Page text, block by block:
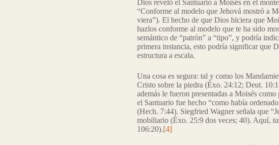
Dios reveló el Santuario a Moisés en el
“Conforme al modelo que Jehová mostró a
viera”). El hecho de que Dios hiciera que
hazlos conforme al modelo que te ha sido
semántico de “patrón” a “tipo”, y podría
primera instancia, esto podría significar que
estructura a escala.
Una cosa es segura: tal y como los
Cristo sobre la piedra (Éxo. 24:12; Deut.
además le fueron presentadas a Moisés
el Santuario fue hecho “como había
(Hech. 7:44). Siegfried Wagner señala que
mobiliario (Éxo. 25:9 dos veces; 40). Aquí,
106:20).[4]